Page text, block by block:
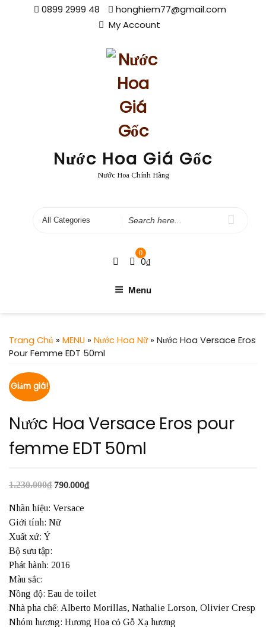
0899 2999 48
honghiem77@gmail.com
My Account
Nước Hoa Giá Gốc
Nước Hoa Chính Hãng
Search
0
0₫
Menu
Trang Chủ » MENU » Nước Hoa Nữ» Nước Hoa Versace Eros
Pour Femme EDT 50ml
Giảm giá!
Nước Hoa Versace Eros pour
femme EDT 50ml
1.230.000₫ 790.000₫
Nhãn hiệu: Versace
Giới tính: Nữ
Xuất xứ: Ý
Bộ sưu tập:
Phát hành: 2016
Màu sắc:
Nồng độ: Eau de toilet
Nhà pha chế: Alberto Morillas, Nathalie Lorson, Olivier Cresp
Nhóm hương: Hương Hoa cỏ Gỗ Xạ hương